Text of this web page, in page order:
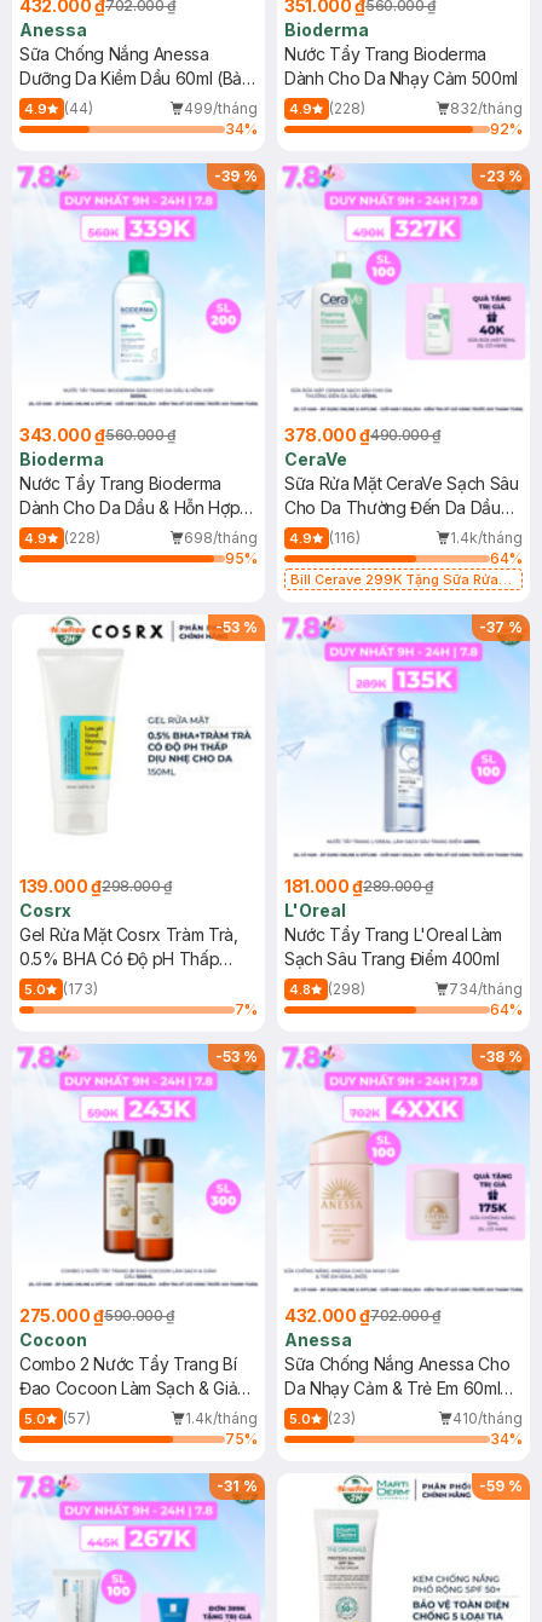
432.000 ₫702.000 ₫
Anessa
Sữa Chống Nắng Anessa
Dưỡng Da Kiềm Dầu 60ml (Bản
Mới)
4.9 (44)
499/tháng
34%
351.000 ₫560.000 ₫
Bioderma
Nước Tẩy Trang Bioderma
Dành Cho Da Nhạy Cảm 500ml
4.9 (228)
832/tháng
92%
-39%
343.000 ₫560.000 ₫
Bioderma
Nước Tẩy Trang Bioderma
Dành Cho Da Dầu & Hỗn Hợp
500ml
4.9 (228)
698/tháng
95%
-23%
378.000 ₫490.000 ₫
CeraVe
Sữa Rửa Mặt CeraVe Sạch Sâu
Cho Da Thường Đến Da Dầu
473ml
4.9 (116)
1.4k/tháng
64%
Bill Cerave 299K Tặng Sữa Rửa
-53 %
139.000 ₫298.000 ₫
Cosrx
Gel Rửa Mặt Cosrx Tràm Trà,
0.5% BHA Có Độ pH Thấp
150ml
5.0
(173)
7%
-37%
181.000 ₫289.000 ₫
L'Oreal
Nước Tẩy Trang L'Oreal Làm
Sạch Sâu Trang Điểm 400ml
4.8 (298)
734/tháng
64%
-53%
275.000 ₫590.000 ₫
Cocoon
Combo 2 Nước Tẩy Trang Bí
Đao Cocoon Làm Sạch & Giảm
Dầu 500ml
5.0 (57)
1.4k/tháng
75%
-38%
432.000 ₫702.000 ₫
Anessa
Sữa Chống Nắng Anessa Cho
Da Nhạy Cảm & Trẻ Em 60ml
(Mới)
5.0 (23)
410/tháng
34%
-31% -59 %